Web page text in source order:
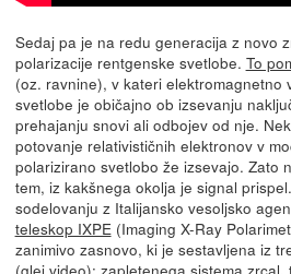
Sedaj pa je na redu generacija z novo
polarizacije rentgenske svetlobe. To
(oz. ravnine), v kateri elektromagnetno
svetlobe je običajno ob izsevanju
prehajanju snovi ali odbojev od nje.
potovanje relativističnih elektronov v
polarizirano svetlobo že izsevajo. Zato
tem, iz kakšnega okolja je signal
sodelovanju z Italijansko vesoljsko
teleskop IXPE(Imaging X-Ray
zanimivo zasnovo, ki je sestavljena iz